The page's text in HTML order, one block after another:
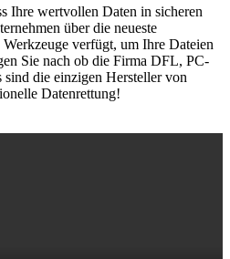
Ihre wertvollen Daten in sicheren
über die neueste
verfügt, um Ihre Dateien
Sie nach ob die Firma DFL, PC-
die einzigen Hersteller von
Datenrettung!